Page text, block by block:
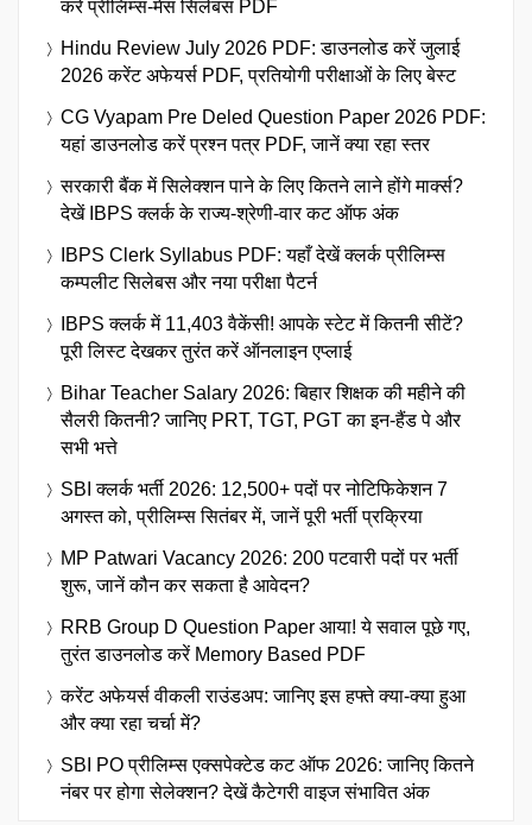
करें प्रीलिम्स-मेंस सिलेबस PDF
Hindu Review July 2026 PDF: डाउनलोड करें जुलाई
2026 करेंट अफेयर्स PDF, प्रतियोगी परीक्षाओं के लिए बेस्ट
CG Vyapam Pre Deled Question Paper 2026 PDF:
यहां डाउनलोड करें प्रश्न पत्र PDF, जानें क्या रहा स्तर
सरकारी बैंक में सिलेक्शन पाने के लिए कितने लाने होंगे मार्क्स?
देखें IBPS क्लर्क के राज्य-श्रेणी-वार कट ऑफ अंक
IBPS Clerk Syllabus PDF: यहाँ देखें क्लर्क प्रीलिम्स
कम्पलीट सिलेबस और नया परीक्षा पैटर्न
IBPS क्लर्क में 11,403 वैकेंसी! आपके स्टेट में कितनी सीटें?
पूरी लिस्ट देखकर तुरंत करें ऑनलाइन एप्लाई
Bihar Teacher Salary 2026: बिहार शिक्षक की महीने की
सैलरी कितनी? जानिए PRT, TGT, PGT का इन-हैंड पे और
सभी भत्ते
SBI क्लर्क भर्ती 2026: 12,500+ पदों पर नोटिफिकेशन 7
अगस्त को, प्रीलिम्स सितंबर में, जानें पूरी भर्ती प्रक्रिया
MP Patwari Vacancy 2026: 200 पटवारी पदों पर भर्ती
शुरू, जानें कौन कर सकता है आवेदन?
RRB Group D Question Paper आया! ये सवाल पूछे गए,
तुरंत डाउनलोड करें Memory Based PDF
करेंट अफेयर्स वीकली राउंडअप: जानिए इस हफ्ते क्या-क्या हुआ
और क्या रहा चर्चा में?
SBI PO प्रीलिम्स एक्सपेक्टेड कट ऑफ 2026: जानिए कितने
नंबर पर होगा सेलेक्शन? देखें कैटेगरी वाइज संभावित अंक